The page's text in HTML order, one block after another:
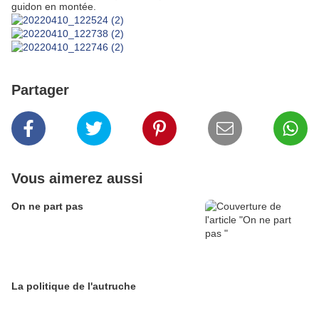
guidon en montée.
Partager
Vous aimerez aussi
On ne part pas
La politique de l'autruche